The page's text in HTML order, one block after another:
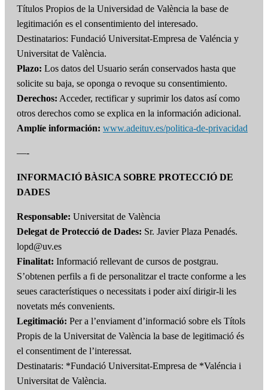
Títulos Propios de la Universidad de València la base de
legitimación es el consentimiento del interesado.
Destinatarios: Fundació Universitat-Empresa de Valéncia y
Universitat de València.
Plazo: Los datos del Usuario serán conservados hasta que
solicite su baja, se oponga o revoque su consentimiento.
Derechos: Acceder, rectificar y suprimir los datos así como
otros derechos como se explica en la información adicional.
Amplíe información: www.adeituv.es/politica-de-privacidad
—-
INFORMACIÓ BÀSICA SOBRE PROTECCIÓ DE
DADES
Responsable: Universitat de València
Delegat de Protecció de Dades: Sr. Javier Plaza Penadés.
lopd@uv.es
Finalitat: Informació rellevant de cursos de postgrau.
S’obtenen perfils a fi de personalitzar el tracte conforme a les
seues característiques o necessitats i poder així dirigir-li les
novetats més convenients.
Legitimació: Per a l’enviament d’informació sobre els Títols
Propis de la Universitat de València la base de legitimació és
el consentiment de l’interessat.
Destinataris: *Fundació Universitat-Empresa de *Valéncia i
Universitat de València.